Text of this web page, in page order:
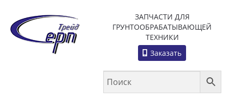
ЗАПЧАСТИ ДЛЯ
ГРУНТООБРАБАТЫВАЮЩЕЙ
ТЕХНИКИ
Заказать